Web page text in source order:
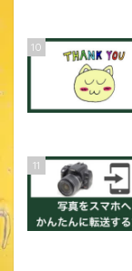
10
11